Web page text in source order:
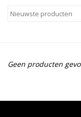
Geen producten